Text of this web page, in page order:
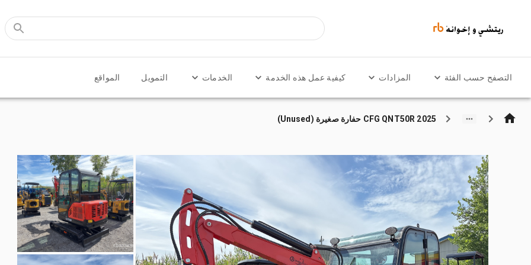
التصفح حسب الفئة المزادات كيفية عمل هذه الخدمة الخدمات التمويل المواقع
2025 CFG QNT50R حفارة صغيرة (Unused)